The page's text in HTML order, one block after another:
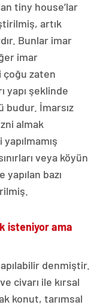
tiny house’lar
artık
Bunlar imar
imar
çoğu zaten
yapı şeklinde
İmarsız
almak
veya köyün
yapılan bazı
isteniyor ama
denmiştir.
civarı ile kırsal
konut, tarımsal